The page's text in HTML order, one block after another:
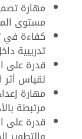
مهارة
مستوى
كفاءة في
تدريبية
قدرة على
لقياس أثر
مهارة
مرتبطة
قدرة على